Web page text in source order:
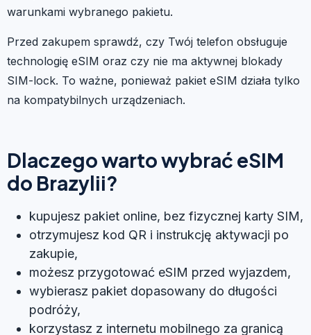
warunkami wybranego pakietu.
Przed zakupem sprawdź, czy Twój telefon obsługuje
technologię eSIM oraz czy nie ma aktywnej blokady
SIM-lock. To ważne, ponieważ pakiet eSIM działa tylko
na kompatybilnych urządzeniach.
Dlaczego warto wybrać eSIM
do Brazylii?
kupujesz pakiet online, bez fizycznej karty SIM,
otrzymujesz kod QR i instrukcję aktywacji po
zakupie,
możesz przygotować eSIM przed wyjazdem,
wybierasz pakiet dopasowany do długości
podróży,
korzystasz z internetu mobilnego za granicą